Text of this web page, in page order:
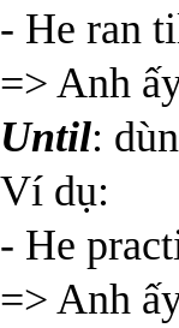
- He ran
=> Anh
Until:
Ví dụ:
- He
=> Anh